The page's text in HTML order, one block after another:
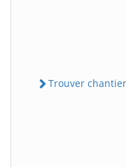
Trouver